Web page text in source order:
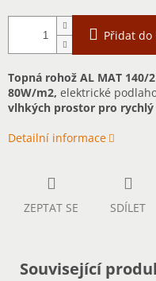
Přidat do
Topná rohož AL MAT 140/
80W/m2, elektrické
vlhkých prostor pro
Detailní informace
ZEPTAT SE SDÍLET
Související